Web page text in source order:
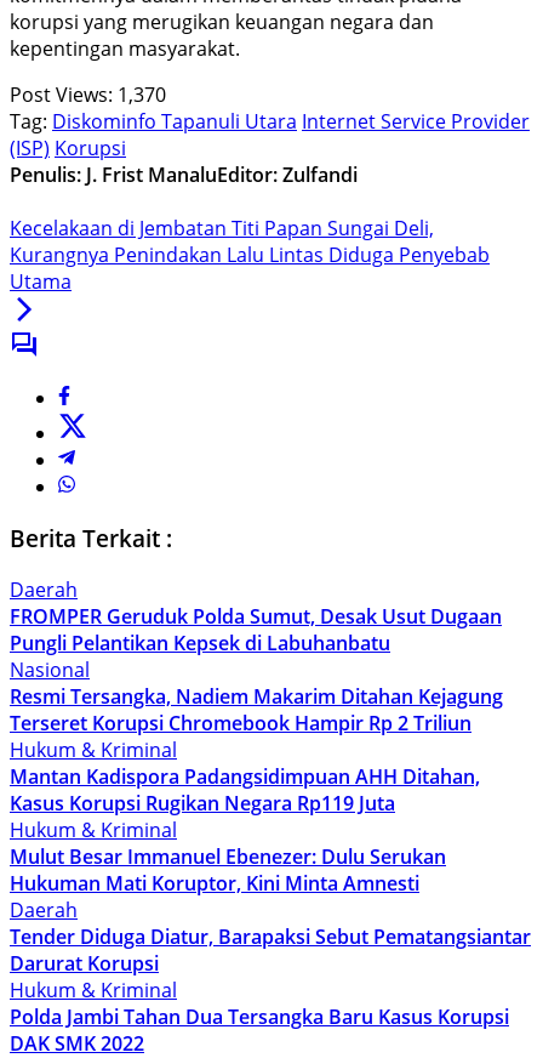
korupsi yang merugikan keuangan negara dan
kepentingan masyarakat.
Post Views: 1,370
Tag: Diskominfo Tapanuli Utara Internet Service Provider
(ISP) Korupsi
Penulis: J. Frist ManaluEditor: Zulfandi
Kecelakaan di Jembatan Titi Papan Sungai Deli,
Kurangnya Penindakan Lalu Lintas Diduga Penyebab
Utama
Berita Terkait :
Daerah
FROMPER Geruduk Polda Sumut, Desak Usut Dugaan
Pungli Pelantikan Kepsek di Labuhanbatu
Nasional
Resmi Tersangka, Nadiem Makarim Ditahan Kejagung
Terseret Korupsi Chromebook Hampir Rp 2 Triliun
Hukum & Kriminal
Mantan Kadispora Padangsidimpuan AHH Ditahan,
Kasus Korupsi Rugikan Negara Rp119 Juta
Hukum & Kriminal
Mulut Besar Immanuel Ebenezer: Dulu Serukan
Hukuman Mati Koruptor, Kini Minta Amnesti
Daerah
Tender Diduga Diatur, Barapaksi Sebut Pematangsiantar
Darurat Korupsi
Hukum & Kriminal
Polda Jambi Tahan Dua Tersangka Baru Kasus Korupsi
DAK SMK 2022